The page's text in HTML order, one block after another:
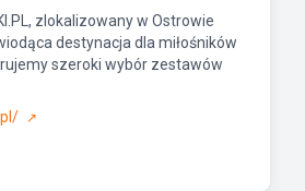
zlokalizowany w Ostrowie
destynacja dla miłośników
szeroki wybór zestawów
↗